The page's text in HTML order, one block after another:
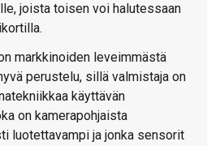
joista toisen voi halutessaan
markkinoiden leveimmästä
perustelu, sillä valmistaja on
käyttävän
on kamerapohjaista
luotettavampi ja jonka sensorit